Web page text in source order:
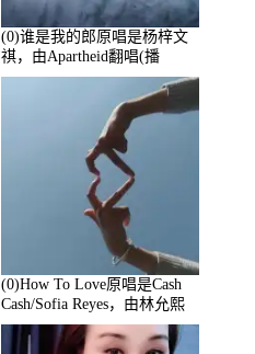
(0)谁是我的郎原唱是杨梓文
祺，由Apartheid翻唱(播
放:94178)
(0)How To Love原唱是Cash
Cash/Sofia Reyes，由林允熙
翻唱(播放:84447)